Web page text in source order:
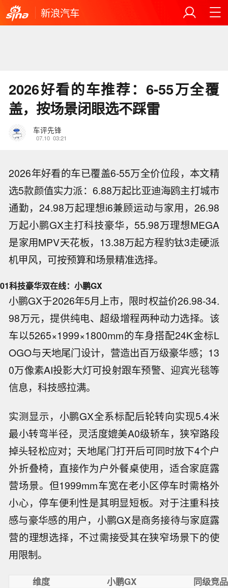
新浪汽车
2026好看的车推荐：6-55万全覆
盖，按场景闭眼选不踩雷
车评先锋
07.10 03:21
2026年好看的车已覆盖6-55万全价位段，本文精
选5款颜值实力派：6.88万起比亚迪海鸥主打城市
通勤，24.98万起理想i6兼顾运动与家用，26.98
万起小鹏GX主打科技豪华，55.98万理想MEGA
是家用MPV天花板，13.38万起方程豹钛3走硬派
机甲风，可按预算和场景精准选择。
01科技豪华双在线：小鹏GX
小鹏GX于2026年5月上市，限时权益价26.98-34.
98万元，提供纯电、超级增程两种动力选择。该
车以5265×1999×1800mm的车身搭配24K金标L
OGO与天地尾门设计，营造出百万级豪华感；13
0万像素AI投影大灯可投射跟车预警、迎宾光毯等
信息，科技感拉满。
实测显示，小鹏GX全系标配后轮转向实现5.4米
最小转弯半径，灵活度媲美A0级轿车，狭窄路段
掉头轻松应对；天地尾门打开后可同时放下4个户
外折叠椅，直接作为户外餐桌使用，适合家庭露
营场景。但1999mm车宽在老小区停车时需格外
小心，停车便利性是其明显短板。对于注重科技
感与豪华感的用户，小鹏GX是商务接待与家庭露
营的理想选择，不过需接受其在狭窄场景下的使
用限制。
维度 小鹏GX 同级竞